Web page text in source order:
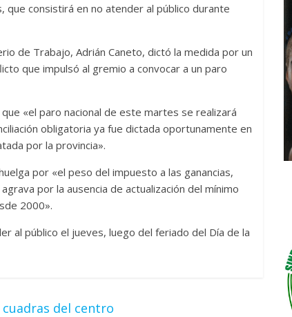
consistirá en no atender al público durante
de Trabajo, Adrián Caneto, dictó la medida por un
que impulsó al gremio a convocar a un paro
«el paro nacional de este martes se realizará
obligatoria ya fue dictada oportunamente en
por la provincia».
por «el peso del impuesto a las ganancias,
por la ausencia de actualización del mínimo
2000».
al público el jueves, luego del feriado del Día de la
del centro